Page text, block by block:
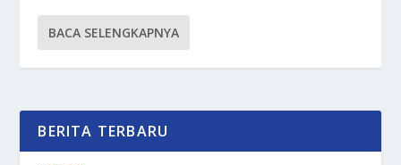
BACA SELENGKAPNYA
BERITA TERBARU